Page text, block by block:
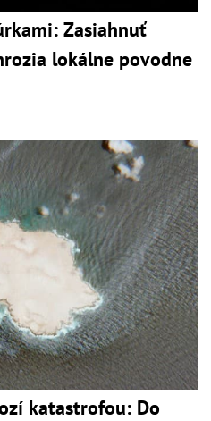
Zasiahnuť
lokálne povodne
katastrofou: Do